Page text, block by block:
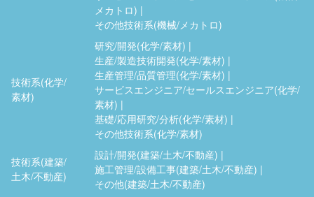
メカトロ)
その他技術系(機械/メカトロ)
技術系(化学/
素材)
研究/開発(化学/素材)
生産/製造技術開発(化学/素材)
生産管理/品質管理(化学/素材)
サービスエンジニア/セールスエンジニア(化学/
素材)
基礎/応用研究/分析(化学/素材)
その他技術系(化学/素材)
技術系(建築/
土木/不動産)
設計/開発(建築/土木/不動産)
施工管理/設備工事(建築/土木/不動産)
その他(建築/土木/不動産)